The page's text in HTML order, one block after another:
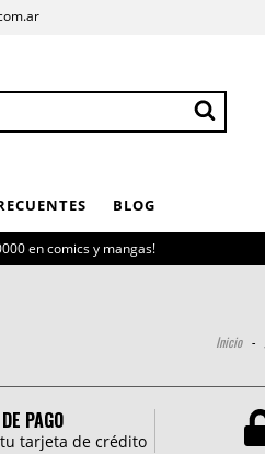
BLOG
en comics y mangas!
Inicio -
PAGO
tarjeta de crédito